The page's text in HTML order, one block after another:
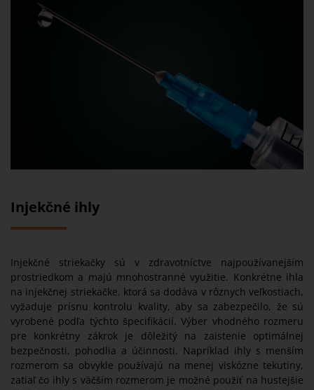
Injekčné ihly
Injekčné striekačky sú v zdravotníctve najpoužívanejším
prostriedkom a majú mnohostranné využitie. Konkrétne ihla
na injekčnej striekačke, ktorá sa dodáva v rôznych veľkostiach,
vyžaduje prísnu kontrolu kvality, aby sa zabezpečilo, že sú
vyrobené podľa týchto špecifikácií. Výber vhodného rozmeru
pre konkrétny zákrok je dôležitý na zaistenie optimálnej
bezpečnosti, pohodlia a účinnosti. Napríklad ihly s menším
rozmerom sa obvykle používajú na menej viskózne tekutiny,
zatiaľ čo ihly s väčším rozmerom je možné použiť na hustejšie